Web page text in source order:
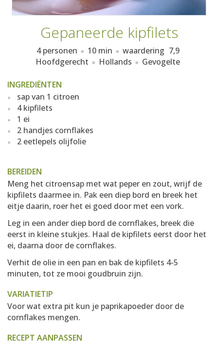
Gepaneerde kipfilets
4 personen 10 min waardering 7,9
Hoofdgerecht
Hollands Gevogelte
INGREDIËNTEN
sap van 1 citroen
4 kipfilets
1 ei
2 handjes cornflakes
2 eetlepels olijfolie
BEREIDEN
Meng het citroensap met wat peper en zout, wrijf de
kipfilets daarmee in. Pak een diep bord en breek het
eitje daarin, roer het ei goed door met een vork.
Leg in een ander diep bord de cornflakes, breek die
eerst in kleine stukjes. Haal de kipfilets eerst door het
ei, daarna door de cornflakes.
Verhit de olie in een pan en bak de kipfilets 4-5
minuten, tot ze mooi goudbruin zijn.
VARIATIETIP
Voor wat extra pit kun je paprikapoeder door de
cornflakes mengen.
RECEPT AANPASSEN